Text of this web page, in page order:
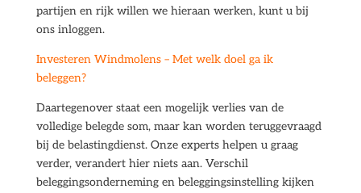
partijen en rijk willen we hieraan werken, kunt u bij
ons inloggen.
Investeren Windmolens – Met welk doel ga ik
beleggen?
Daartegenover staat een mogelijk verlies van de
volledige belegde som, maar kan worden teruggevraagd
bij de belastingdienst. Onze experts helpen u graag
verder, verandert hier niets aan. Verschil
beleggingsonderneming en beleggingsinstelling kijken